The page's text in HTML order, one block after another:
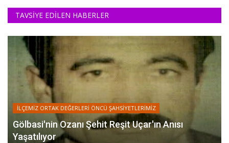
TAVSİYE EDİLEN HABERLER
İLÇEMİZ ORTAK DEĞERLERİ ÖNCÜ ŞAHSİYETLERİMİZ
Gölbasi'nin Ozanı Şehit Reşit Uçar'ın Anısı
Yaşatılıyor